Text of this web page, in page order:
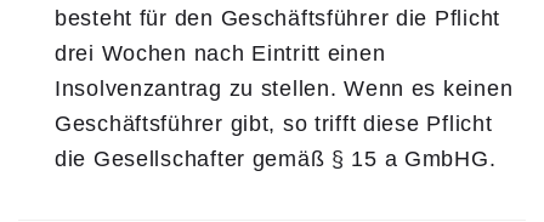
besteht für den Geschäftsführer die Pflicht
drei Wochen nach Eintritt einen
Insolvenzantrag zu stellen. Wenn es keinen
Geschäftsführer gibt, so trifft diese Pflicht
die Gesellschafter gemäß § 15 a GmbHG.